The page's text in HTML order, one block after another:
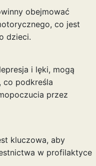
obejmować
co jest
dzieci.
i lęki, mogą
co podkreśla
przez
kluczowa, aby
w profilaktyce